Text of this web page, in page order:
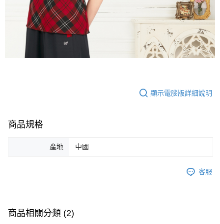
顯示電腦版詳細說明
商品規格
產地 中國
客服
商品相關分類 (2)